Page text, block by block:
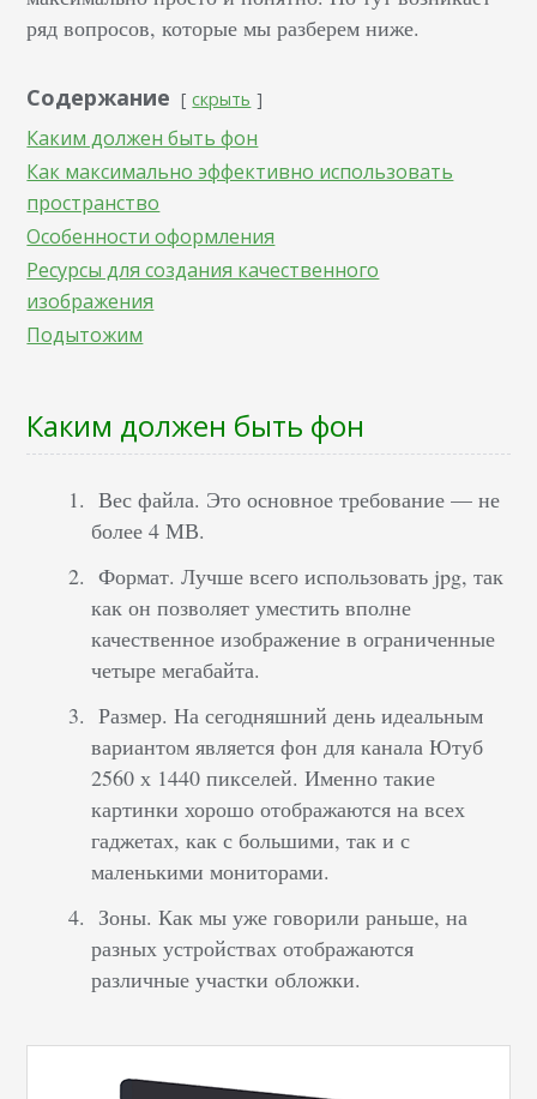
ряд вопросов, которые мы разберем ниже.
Содержание скрыть
Каким должен быть фон
Как максимально эффективно использовать
пространство
Особенности оформления
Ресурсы для создания качественного
изображения
Подытожим
Каким должен быть фон
Вес файла. Это основное требование — не
более 4 МВ.
Формат. Лучше всего использовать jpg, так
как он позволяет уместить вполне
качественное изображение в ограниченные
четыре мегабайта.
Размер. На сегодняшний день идеальным
вариантом является фон для канала Ютуб
2560 х 1440 пикселей. Именно такие
картинки хорошо отображаются на всех
гаджетах, как с большими, так и с
маленькими мониторами.
Зоны. Как мы уже говорили раньше, на
разных устройствах отображаются
различные участки обложки.